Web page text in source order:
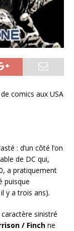
comics aux USA
: d’un côté l’on
de DC qui,
a pratiquement
puisque
y a trois ans).
sinistré
/ Finch ne